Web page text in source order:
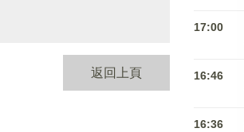
返回上頁
17:00
16:46
16:36